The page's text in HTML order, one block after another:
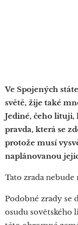
Ve Spojených
světě, žije také
Jediné, čeho lituji,
pravda, která se
protože musí
naplánovanou
Tato zrada
Podobné zrady se
osudu sovětského